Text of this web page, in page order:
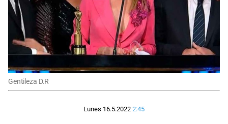
Gentileza D.R
Lunes 16.5.2022 2:45